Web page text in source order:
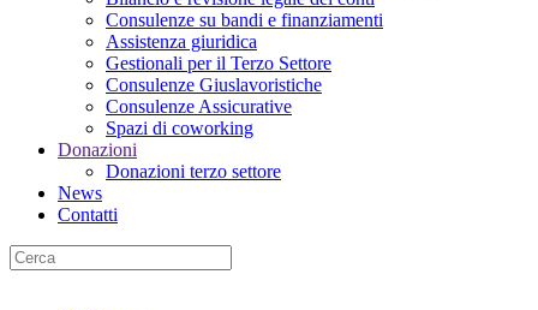
Consulenze su bandi e finanziamenti
Assistenza giuridica
Gestionali per il Terzo Settore
Consulenze Giuslavoristiche
Consulenze Assicurative
Spazi di coworking
Donazioni
Donazioni terzo settore
News
Contatti